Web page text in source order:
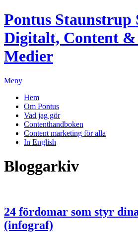
Pontus Staunstrup
Digitalt, Content &
Medier
Meny
Hem
Om Pontus
Vad jag gör
Contenthandboken
Content marketing för alla
In English
Bloggarkiv
24 fördomar som styr
(infograf)